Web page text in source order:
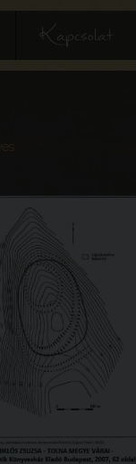
Kapcsolat